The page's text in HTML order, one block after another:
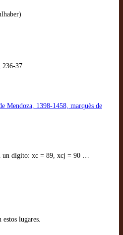
236-37
Mendoza, 1398-1458, marquès de
un dígito: xc = 89, xcj = 90 …
lugares.